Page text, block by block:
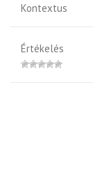
Kontextus
Értékelés